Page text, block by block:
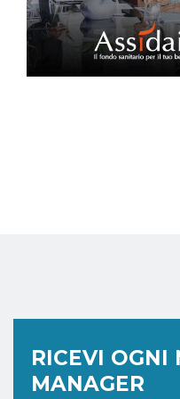
RICEVI OGNI
MANAGER